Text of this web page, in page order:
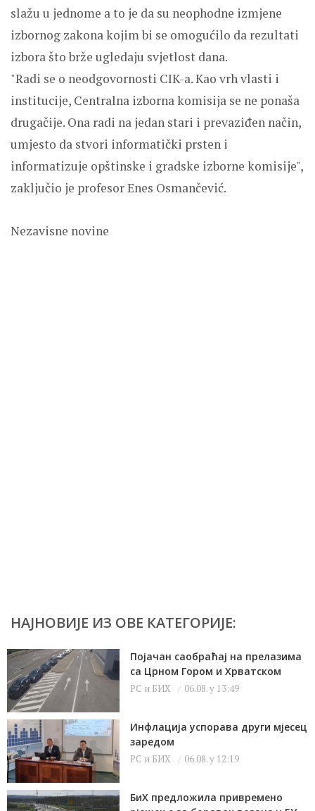
slažu u jednome a to je da su neophodne izmjene
izbornog zakona kojim bi se omogućilo da rezultati
izbora što brže ugledaju svjetlost dana.
"Radi se o neodgovornosti CIK-a. Kao vrh vlasti i
institucije, Centralna izborna komisija se ne ponaša
drugačije. Ona radi na jedan stari i prevaziđen način,
umjesto da stvori informatički prsten i
informatizuje opštinske i gradske izborne komisije",
zaključio je profesor Enes Osmančević.
Nezavisne novine
НАЈНОВИЈЕ ИЗ ОВЕ КАТЕГОРИЈЕ:
Појачан саобраћај на прелазима
са Црном Гором и Хрватском
РС и БИХ 06.08. у 13:49
Инфлација успорава други мјесец
заредом
РС и БИХ 06.08. у 12:19
БиХ предложила привремено